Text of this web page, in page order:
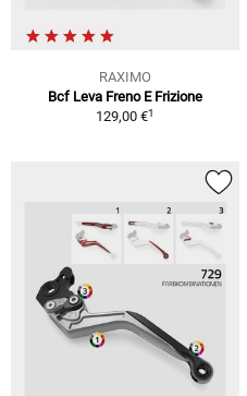
RAXIMO
Bcf Leva Freno E Frizione
129,00 €1